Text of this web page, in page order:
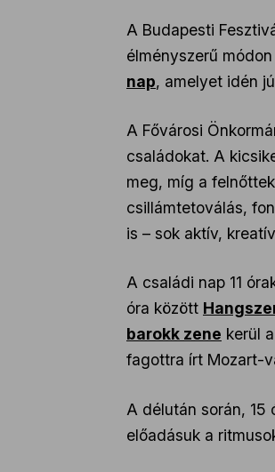
A Budapesti
élményszerű
nap, amelyet idén
A Fővárosi
családokat. A
meg, míg a
csillámtetoválás,
is – sok aktív,
A családi nap 11
óra között
barokk zene kerül
fagottra írt Mozart-
A délután során, 15
előadásuk a